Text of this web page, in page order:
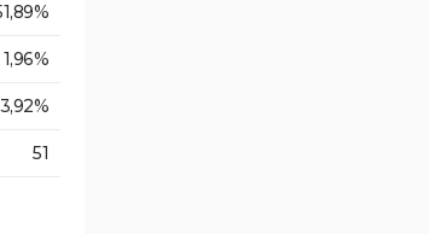
1,96%
3,92%
51